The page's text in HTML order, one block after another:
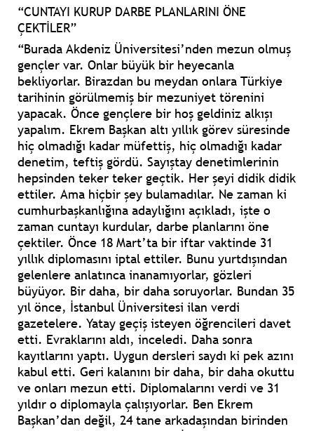
“CUNTAYI KURUP DARBE PLANLARINI ÖNE
ÇEKTİLER”
“Burada Akdeniz Üniversitesi’nden mezun olmuş
gençler var. Onlar büyük bir heyecanla
bekliyorlar. Birazdan bu meydan onlara Türkiye
tarihinin görülmemiş bir mezuniyet törenini
yapacak. Önce gençlere bir hoş geldiniz alkışı
yapalım. Ekrem Başkan altı yıllık görev süresinde
hiç olmadığı kadar müfettiş, hiç olmadığı kadar
denetim, teftiş gördü. Sayıştay denetimlerinin
hepsinden teker teker geçtik. Her şeyi didik didik
ettiler. Ama hiçbir şey bulamadılar. Ne zaman ki
cumhurbaşkanlığına adaylığını açıkladı, işte o
zaman cuntayı kurdular, darbe planlarını öne
çektiler. Önce 18 Mart’ta bir iftar vaktinde 31
yıllık diplomasını iptal ettiler. Bunu yurtdışından
gelenlere anlatınca inanamıyorlar, gözleri
büyüyor. Bir daha, bir daha soruyorlar. Bundan 35
yıl önce, İstanbul Üniversitesi ilan verdi
gazetelere. Yatay geçiş isteyen öğrencileri davet
etti. Evraklarını aldı, inceledi. Daha sonra
kayıtlarını yaptı. Uygun dersleri saydı ki pek azını
kabul etti. Geri kalanını bir daha, bir daha okuttu
ve onları mezun etti. Diplomalarını verdi ve 31
yıldır o diplomayla çalışıyorlar. Ben Ekrem
Başkan’dan değil, 24 tane arkadaşından birinden